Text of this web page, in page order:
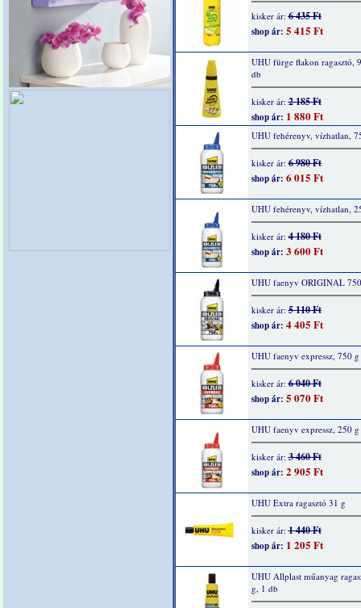
kisker ár:6 435 Ft
shop ár: 5 415 Ft
UHU fürge flakon ragasztó,
db
kisker ár:2 185 Ft
shop ár: 1 880 Ft
UHU fehérenyv, vízhatlan,
kisker ár:6 980 Ft
shop ár: 6 015 Ft
UHU fehérenyv, vízhatlan,
kisker ár:4 180 Ft
shop ár: 3 600 Ft
UHU faenyv ORIGINAL
kisker ár:5 110 Ft
shop ár: 4 405 Ft
UHU faenyv expressz, 750 g
kisker ár:6 040 Ft
shop ár: 5 070 Ft
UHU faenyv expressz, 250 g
kisker ár:3 460 Ft
shop ár: 2 905 Ft
UHU Extra ragasztó 31 g
kisker ár:1 440 Ft
shop ár: 1 205 Ft
UHU Allplast műanyag
g, 1 db